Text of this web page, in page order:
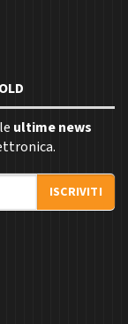
ultime news
ISCRIVITI